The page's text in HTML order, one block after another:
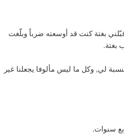
بغتة كنت قد أوسعته ضرباً وبلّغت
بغتة.
لي, وكل ما ليس مألوفا يجعلنا غير
سنوات.